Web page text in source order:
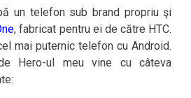
un telefon sub brand propriu şi
, fabricat pentru ei de către HTC.
mai puternic telefon cu Android.
Hero-ul meu vine cu câteva